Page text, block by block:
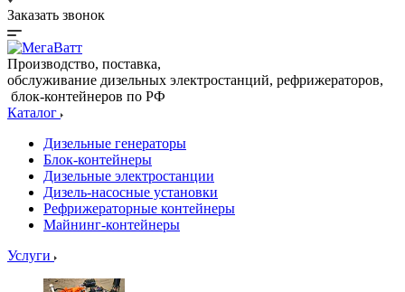
Заказать звонок
Производство, поставка,
обслуживание дизельных электростанций, рефрижераторов,
блок-контейнеров по РФ
Каталог
Дизельные генераторы
Блок-контейнеры
Дизельные электростанции
Дизель-насосные установки
Рефрижераторные контейнеры
Майнинг-контейнеры
Услуги